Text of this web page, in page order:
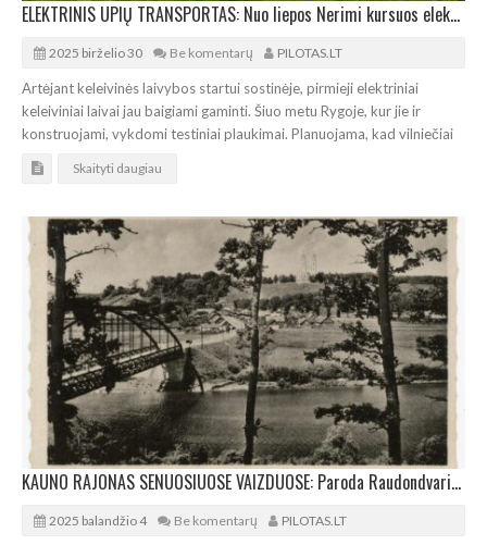
ELEKTRINIS UPIŲ TRANSPORTAS: Nuo liepos Nerimi kursuos elektriniai keleiviniai laivai
2025 birželio 30 Be komentarų PILOTAS.LT
Artėjant keleivinės laivybos startui sostinėje, pirmieji elektriniai
keleiviniai laivai jau baigiami gaminti. Šiuo metu Rygoje, kur jie ir
konstruojami, vykdomi testiniai plaukimai. Planuojama, kad vilniečiai
Skaityti daugiau
KAUNO RAJONAS SENUOSIUOSE VAIZDUOSE: Paroda Raudondvario pilyje
2025 balandžio 4 Be komentarų PILOTAS.LT